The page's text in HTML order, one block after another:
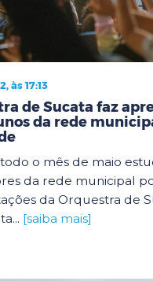
às 17:13
de Sucata faz
da rede
o mês de maio
da rede municipal
da Orquestra de
[saiba mais]